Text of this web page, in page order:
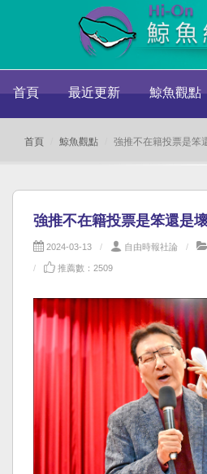
首頁 最近更新 鯨魚觀點
首頁 鯨魚觀點 強推不在籍投票是笨
強推不在籍投票是笨還是
2024-03-13 自由時報社論
推薦數：2509